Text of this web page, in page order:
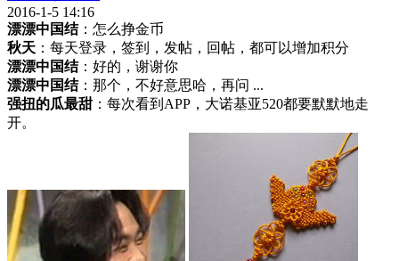
2016-1-5 14:16
漂漂中国结：怎么挣金币
秋天 ：每天登录，签到，发帖，回帖，都可以增加积分
漂漂中国结：好的，谢谢你
漂漂中国结：那个，不好意思哈，再问 ...
强扭的瓜最甜 ：每次看到APP，大诺基亚520都要默默地走
开。